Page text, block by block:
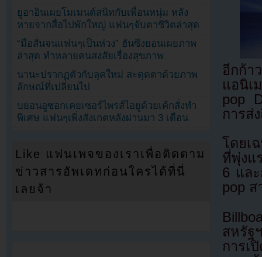
อีกก้า
แอนิเ
pop
การส่
โดยเ
ที่พุ่งแ
6 และ
pop
สหรัฐ
การเ
ยูอาอินเผยโมเมนต์สนิทกับเพื่อนหนุ่ม หลัง
หายจากสื่อไปพักใหญ่ แฟนๆจับตาชีวิตล่าสุด
“มือสั่นจนแฟนๆเป็นห่วง” ฮันซึงยอนเผยภาพ
ล่าสุด ทำหลายคนสงสัยเรื่องสุขภาพ
นานะปรากฏตัวกับลุคใหม่ สะดุดตาด้วยภาพ
ลักษณ์ที่เปลี่ยนไป
บยอนอูซอกเคยเซอร์ไพรส์ไอยูด้วยเค้กสั่งทำ
พิเศษ แฟนๆเพิ่งสังเกตหลังผ่านมา 3 เดือน
Like แฟนเพจของเราเพื่อติดตาม
ข่าวสารอัพเดทก่อนใครได้ที่นี่
เลยจ้า